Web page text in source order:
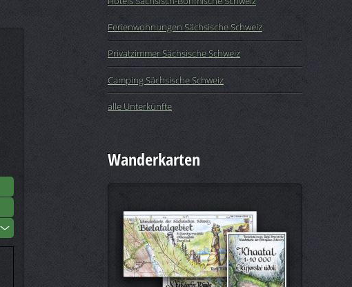
Ferienwohnungen Sächsische Schweiz
Privatzimmer Sächsische Schweiz
Camping Sächsische Schweiz
alle Unterkünfte
Wanderkarten